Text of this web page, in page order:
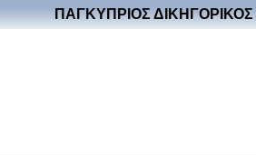
ΠΑΓΚΥΠΡΙΟΣ